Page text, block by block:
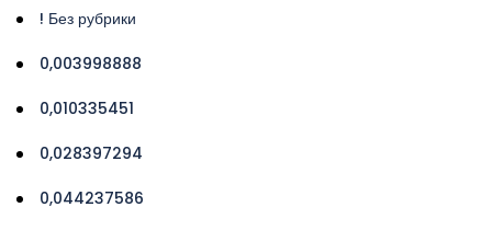
! Без рубрики
0,003998888
0,010335451
0,028397294
0,044237586